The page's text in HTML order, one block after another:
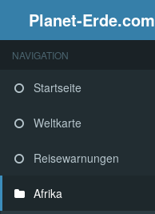
Planet-Erde.com
NAVIGATION
Startseite
Weltkarte
Reisewarnungen
Afrika